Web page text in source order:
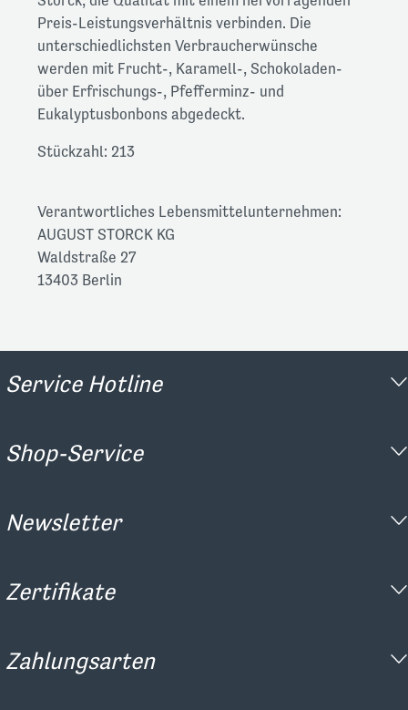
Preis-Leistungsverhältnis verbinden. Die
unterschiedlichsten Verbraucherwünsche
werden mit Frucht-, Karamell-, Schokoladen-
über Erfrischungs-, Pfefferminz- und
Eukalyptusbonbons abgedeckt.
Stückzahl: 213
Verantwortliches Lebensmittelunternehmen:
AUGUST STORCK KG
Waldstraße 27
13403 Berlin
Service Hotline
Shop-Service
Newsletter
Zertifikate
Zahlungsarten